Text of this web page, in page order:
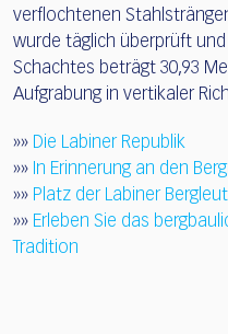
verflochtenen
wurde täglich überprüft
Schachtes beträgt 30,93
Aufgrabung in vertikaler
»» Die Labiner Republik
»» In Erinnerung an den
»» Platz der Labiner
»» Erleben Sie das
Tradition